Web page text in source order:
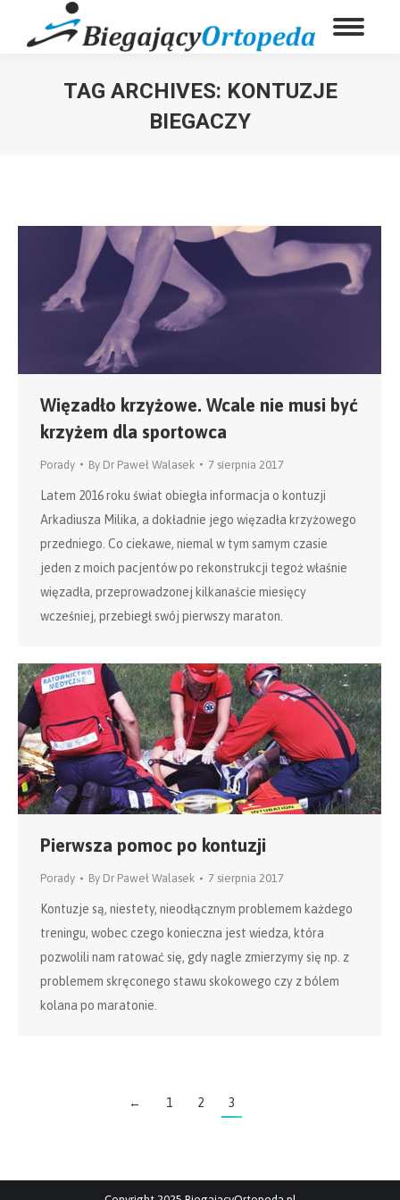
TAG ARCHIVES: KONTUZJE
BIEGACZY
Więzadło krzyżowe. Wcale nie musi być
krzyżem dla sportowca
Porady By Dr Paweł Walasek 7 sierpnia 2017
Latem 2016 roku świat obiegła informacja o kontuzji
Arkadiusza Milika, a dokładnie jego więzadła krzyżowego
przedniego. Co ciekawe, niemal w tym samym czasie
jeden z moich pacjentów po rekonstrukcji tegoż właśnie
więzadła, przeprowadzonej kilkanaście miesięcy
wcześniej, przebiegł swój pierwszy maraton.
Pierwsza pomoc po kontuzji
Porady By Dr Paweł Walasek 7 sierpnia 2017
Kontuzje są, niestety, nieodłącznym problemem każdego
treningu, wobec czego konieczna jest wiedza, która
pozwolili nam ratować się, gdy nagle zmierzymy się np. z
problemem skręconego stawu skokowego czy z bólem
kolana po maratonie.
← 1 2 3